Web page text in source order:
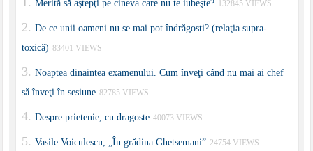
Merită să aştepţi pe cineva care nu te iubeşte? 132845 VIEWS
De ce unii oameni nu se mai pot îndrăgosti? (relaţia supra-
toxică) 83401 VIEWS
Noaptea dinaintea examenului. Cum înveţi când nu mai ai chef
să înveţi în sesiune 82785 VIEWS
Despre prietenie, cu dragoste 40073 VIEWS
Vasile Voiculescu, „În grădina Ghetsemani” 24754 VIEWS